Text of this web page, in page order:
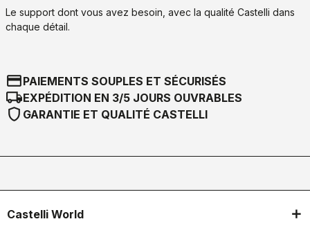
Le support dont vous avez besoin, avec la qualité Castelli dans
chaque détail.
credit_cardPAIEMENTS SOUPLES ET SÉCURISÉS
local_shippingEXPÉDITION EN 3/5 JOURS OUVRABLES
shield GARANTIE ET QUALITÉ CASTELLI
Castelli World